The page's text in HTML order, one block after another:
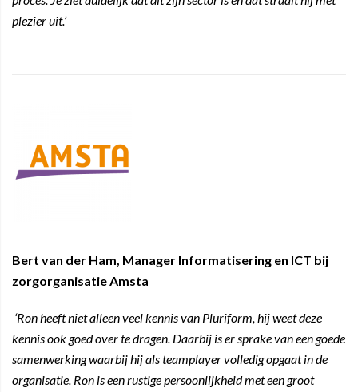
plezier uit.’
Bert van der Ham, Manager Informatisering en ICT bij
zorgorganisatie Amsta
‘Ron heeft niet alleen veel kennis van Pluriform, hij weet deze
kennis ook goed over te dragen. Daarbij is er sprake van een goede
samenwerking waarbij hij als teamplayer volledig opgaat in de
organisatie. Ron is een rustige persoonlijkheid met een groot